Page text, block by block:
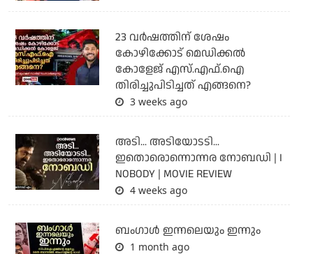
23 വർഷത്തിന് ശേഷം
കോഴിക്കോട് മെഡിക്കൽ
കോളേജ് എസ്.എഫ്.ഐ
തിരിച്ചുപിടിച്ചത് എങ്ങനെ?
3 weeks ago
അടി... അടിയോടടി...
ഇതൊരൊന്നൊന്നര നോബഡി | I
NOBODY | MOVIE REVIEW
4 weeks ago
ബംഗാള്‍ ഇന്നലെയും ഇന്നും
1 month ago